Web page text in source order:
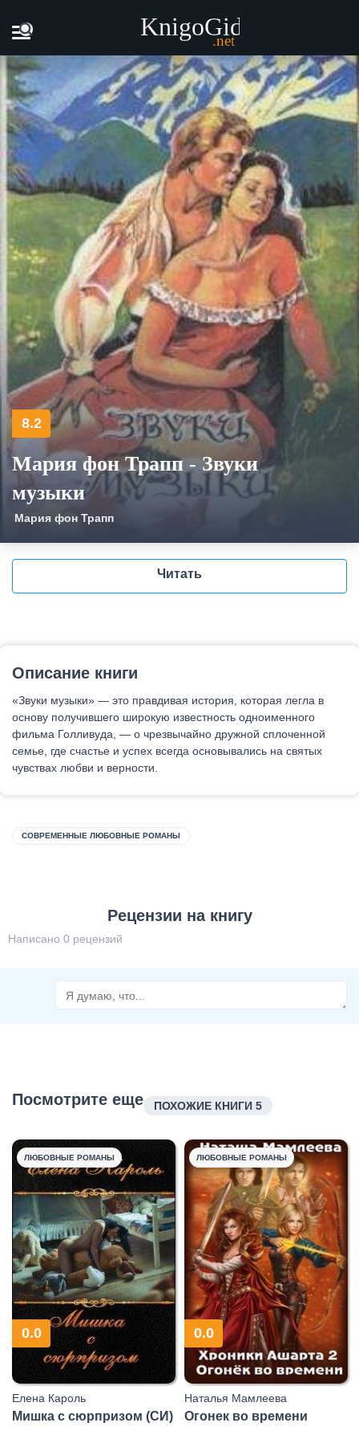
Главная Мария фон Трапп - Звуки музыки
8.2
Мария фон Трапп - Звуки
музыки
Мария фон Трапп
Читать
Описание книги
«Звуки музыки» — это правдивая история, которая легла в
основу получившего широкую известность одноименного
фильма Голливуда, — о чрезвычайно дружной сплоченной
семье, где счастье и успех всегда основывались на святых
чувствах любви и верности.
СОВРЕМЕННЫЕ ЛЮБОВНЫЕ РОМАНЫ
Рецензии на книгу
Написано 0 рецензий
Посмотрите еще ПОХОЖИЕ КНИГИ 5
ЛЮБОВНЫЕ РОМАНЫ
0.0
Елена Кароль
Мишка с сюрпризом (СИ)
ЛЮБОВНЫЕ РОМАНЫ
0.0
Наталья Мамлеева
Огонек во времени